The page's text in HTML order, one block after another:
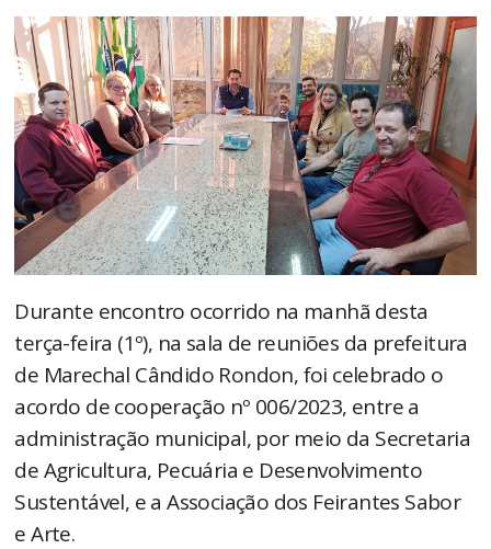
Durante encontro ocorrido na manhã desta
terça-feira (1º), na sala de reuniões da prefeitura
de Marechal Cândido Rondon, foi celebrado o
acordo de cooperação nº 006/2023, entre a
administração municipal, por meio da Secretaria
de Agricultura, Pecuária e Desenvolvimento
Sustentável, e a Associação dos Feirantes Sabor
e Arte.